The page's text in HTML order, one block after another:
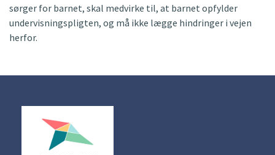
sørger for barnet, skal medvirke til, at barnet opfylder
undervisningspligten, og må ikke lægge hindringer i vejen
herfor.